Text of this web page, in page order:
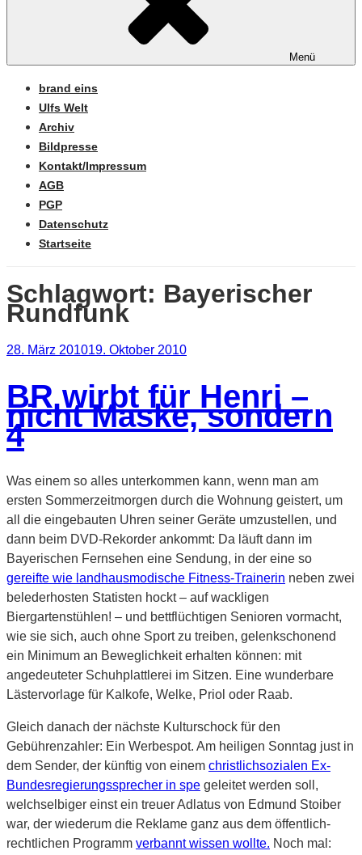
Menü
brand eins
Ulfs Welt
Archiv
Bildpresse
Kontakt/Impressum
AGB
PGP
Datenschutz
Startseite
Schlagwort: Bayerischer
Rundfunk
Veröffentlicht
28. März 201019. Oktober 2010
BR wirbt für Henri –
nicht Maske, sondern
4
Was einem so alles unterkommen kann, wenn man am
ersten Sommerzeitmorgen durch die Wohnung geistert, um
all die eingebauten Uhren seiner Geräte umzustellen, und
dann beim DVD-Rekorder ankommt: Da läuft dann im
Bayerischen Fernsehen eine Sendung, in der eine so
gereifte wie landhausmodische Fitness-Trainerin neben zwei
belederhosten Statisten hockt – auf wackligen
Biergartenstühlen! – und bettflüchtigen Senioren vormacht,
wie sie sich, auch ohne Sport zu treiben, gelenkschonend
ein Minimum an Beweglichkeit erhalten können: mit
angedeuteter Schuhplattlerei im Sitzen. Eine wunderbare
Lästervorlage für Kalkofe, Welke, Priol oder Raab.
Gleich danach der nächste Kulturschock für den
Gebührenzahler: Ein Werbespot. Am heiligen Sonntag just in
dem Sender, der künftig von einem christlichsozialen Ex-
Bundesregierungssprecher in spe geleitet werden soll,
welchselbiger einst ein treuer Adlatus von Edmund Stoiber
war, der wiederum die Reklame ganz aus dem öffentlich-
rechtlichen Programm verbannt wissen wollte. Noch mal: